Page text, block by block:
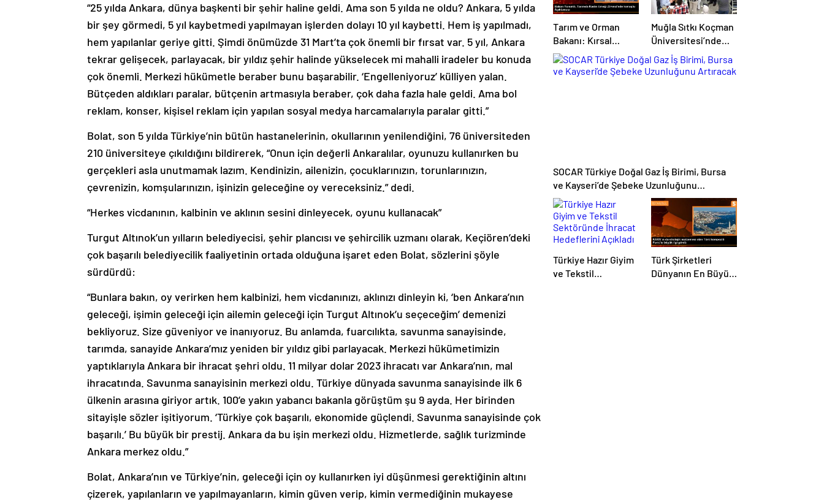
“25 yılda Ankara, dünya başkenti bir şehir haline geldi. Ama son 5 yılda ne oldu? Ankara, 5 yılda
bir şey görmedi, 5 yıl kaybetmedi yapılmayan işlerden dolayı 10 yıl kaybetti. Hem iş yapılmadı,
hem yapılanlar geriye gitti. Şimdi önümüzde 31 Mart’ta çok önemli bir fırsat var. 5 yıl, Ankara
tekrar gelişecek, parlayacak, bir yıldız şehir halinde yükselecek mi mahalli iradeler bu konuda
çok önemli. Merkezi hükümetle beraber bunu başarabilir. ‘Engelleniyoruz’ külliyen yalan.
Bütçeden aldıkları paralar, bütçenin artmasıyla beraber, çok daha fazla hale geldi. Ama bol
reklam, konser, kişisel reklam için yapılan sosyal medya harcamalarıyla paralar gitti.”
Bolat, son 5 yılda Türkiye’nin bütün hastanelerinin, okullarının yenilendiğini, 76 üniversiteden
210 üniversiteye çıkıldığını bildirerek, “Onun için değerli Ankaralılar, oyunuzu kullanırken bu
gerçekleri asla unutmamak lazım. Kendinizin, ailenizin, çocuklarınızın, torunlarınızın,
çevrenizin, komşularınızın, işinizin geleceğine oy vereceksiniz.” dedi.
“Herkes vicdanının, kalbinin ve aklının sesini dinleyecek, oyunu kullanacak”
Turgut Altınok’un yılların belediyecisi, şehir plancısı ve şehircilik uzmanı olarak, Keçiören’deki
çok başarılı belediyecilik faaliyetinin ortada olduğuna işaret eden Bolat, sözlerini şöyle
sürdürdü:
“Bunlara bakın, oy verirken hem kalbinizi, hem vicdanınızı, aklınızı dinleyin ki, ‘ben Ankara’nın
geleceği, işimin geleceği için ailemin geleceği için Turgut Altınok’u seçeceğim’ demenizi
bekliyoruz. Size güveniyor ve inanıyoruz. Bu anlamda, fuarcılıkta, savunma sanayisinde,
tarımda, sanayide Ankara’mız yeniden bir yıldız gibi parlayacak. Merkezi hükümetimizin
yaptıklarıyla Ankara bir ihracat şehri oldu. 11 milyar dolar 2023 ihracatı var Ankara’nın, mal
ihracatında. Savunma sanayisinin merkezi oldu. Türkiye dünyada savunma sanayisinde ilk 6
ülkenin arasına giriyor artık. 100’e yakın yabancı bakanla görüştüm şu 9 ayda. Her birinden
sitayişle sözler işitiyorum. ‘Türkiye çok başarılı, ekonomide güçlendi. Savunma sanayisinde çok
başarılı.’ Bu büyük bir prestij. Ankara da bu işin merkezi oldu. Hizmetlerde, sağlık turizminde
Ankara merkez oldu.”
Bolat, Ankara’nın ve Türkiye’nin, geleceği için oy kullanırken iyi düşünmesi gerektiğinin altını
çizerek, yapılanların ve yapılmayanların, kimin güven verip, kimin vermediğinin mukayese
Tarım ve Orman
Bakanı: Kırsal
kalkınmada
gençlere ve
Muğla Sıtkı Koçman
Üniversitesi’nde
Turizm Sektörü ve
Öğrenciler Buluştu
SOCAR Türkiye Doğal Gaz İş Birimi, Bursa
ve Kayseri’de Şebeke Uzunluğunu
Artıracak
Türkiye Hazır Giyim
ve Tekstil
Türk Şirketleri
Dünyanın En Büyük